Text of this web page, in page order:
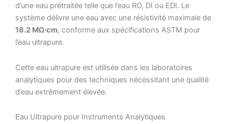
d’une eau prétraitée telle que l’eau RO, DI ou EDI. Le
système délivre une eau avec une résistivité maximale de
18.2 MΩ·cm, conforme aux spécifications ASTM pour
l’eau ultrapure.
Cette eau ultrapure est utilisée dans les laboratoires
analytiques pour des techniques nécessitant une qualité
d’eau extrêmement élevée.
Eau Ultrapure pour Instruments Analytiques